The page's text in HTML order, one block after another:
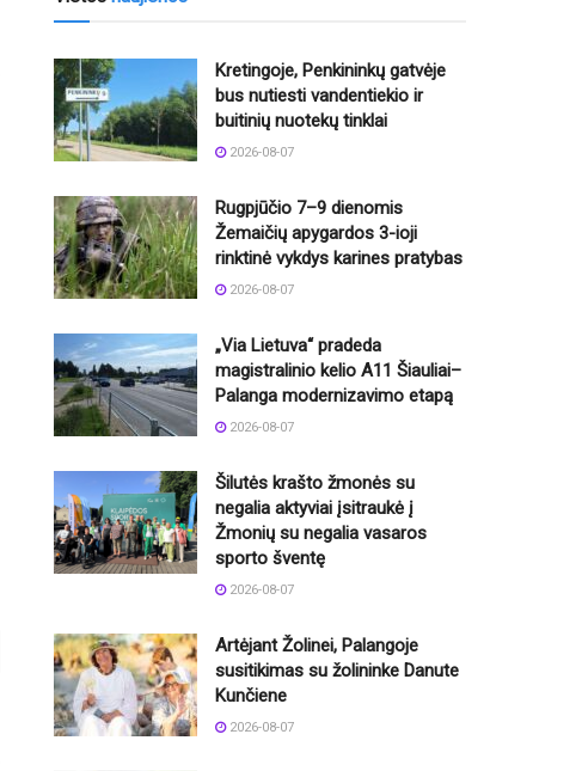
Kretingoje, Penkininkų gatvėje
bus nutiesti vandentiekio ir
buitinių nuotekų tinklai
2026-08-07
Rugpjūčio 7–9 dienomis
Žemaičių apygardos 3-ioji
rinktinė vykdys karines pratybas
2026-08-07
„Via Lietuva“ pradeda
magistralinio kelio A11 Šiauliai–
Palanga modernizavimo etapą
2026-08-07
Šilutės krašto žmonės su
negalia aktyviai įsitraukė į
Žmonių su negalia vasaros
sporto šventę
2026-08-07
Artėjant Žolinei, Palangoje
susitikimas su žolininke Danute
Kunčiene
2026-08-07